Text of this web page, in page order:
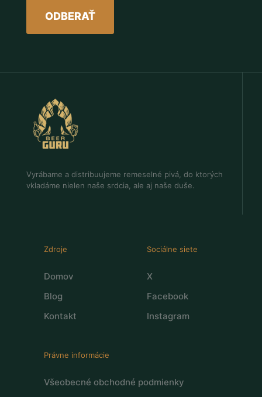
Vyrábame a distribuujeme remeselné pivá, do ktorých
vkladáme nielen naše srdcia, ale aj naše duše.
Zdroje
Domov
Blog
Kontakt
Sociálne siete
X
Facebook
Instagram
Právne informácie
Všeobecné obchodné podmienky